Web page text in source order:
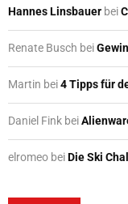
Hannes Linsbauer bei
Renate Busch bei
Martin bei4 Tipps für
Daniel Fink bei
elromeo beiDie Ski